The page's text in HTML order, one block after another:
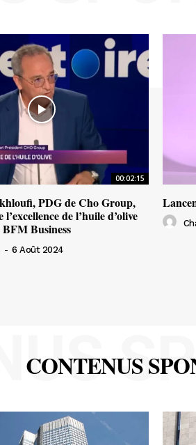
00:02:15
PDG de Cho Group,
de l’huile d’olive
Business
- 6 Août 2024
CONTENUS